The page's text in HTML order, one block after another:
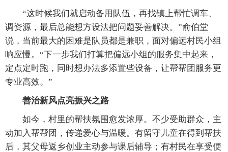
“这时候我们就启动备用队伍，再找镇上帮忙调车、
调资源，最后总能想方设法把问题妥善解决。”俞伯堂
说，当前最大的困难是队员都是兼职，面对偏远村民小组
响应慢。“下一步我们打算把偏远小组的服务集中起来，
定点定时跑，同时想办法多添置些设备，让帮帮团服务更
专业高效。”
善治新风点亮振兴之路
如今，村里的帮扶氛围愈发浓厚。不少受助群众，主
动加入帮帮团，传递爱心与温暖。有留守儿童在得到帮扶
后，其父母返乡创业主动参与课后辅导；有村民在享受便